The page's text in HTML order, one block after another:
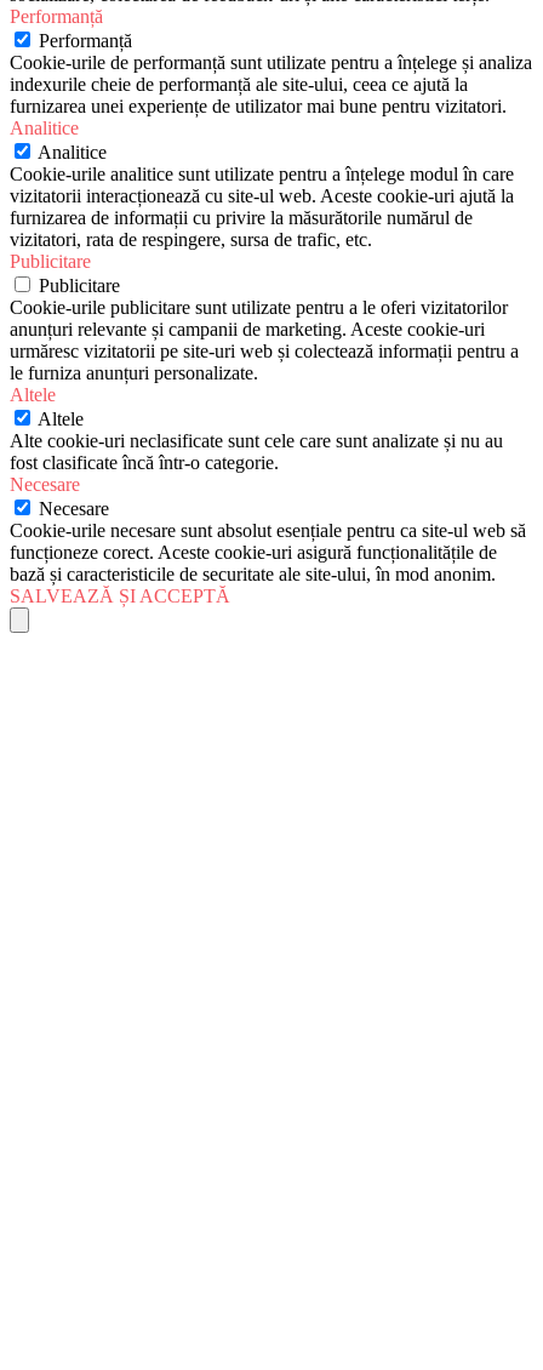
Performanță
Performanță
Cookie-urile de performanță sunt utilizate pentru a înțelege și analiza
indexurile cheie de performanță ale site-ului, ceea ce ajută la
furnizarea unei experiențe de utilizator mai bune pentru vizitatori.
Analitice
Analitice
Cookie-urile analitice sunt utilizate pentru a înțelege modul în care
vizitatorii interacționează cu site-ul web. Aceste cookie-uri ajută la
furnizarea de informații cu privire la măsurătorile numărul de
vizitatori, rata de respingere, sursa de trafic, etc.
Publicitare
Publicitare
Cookie-urile publicitare sunt utilizate pentru a le oferi vizitatorilor
anunțuri relevante și campanii de marketing. Aceste cookie-uri
urmăresc vizitatorii pe site-uri web și colectează informații pentru a
le furniza anunțuri personalizate.
Altele
Altele
Alte cookie-uri neclasificate sunt cele care sunt analizate și nu au
fost clasificate încă într-o categorie.
Necesare
Necesare
Cookie-urile necesare sunt absolut esențiale pentru ca site-ul web să
funcționeze corect. Aceste cookie-uri asigură funcționalitățile de
bază și caracteristicile de securitate ale site-ului, în mod anonim.
SALVEAZĂ ȘI ACCEPTĂ